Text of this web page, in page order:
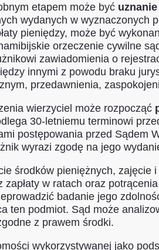
etapem może być
wydanych w
pieniędzy, może być
orzeczenie cywilne
zawiadomienia o
innymi z powodu braku
przedawnienia,
wierzyciel może rozpocząć
30-letniemu terminowi
postępowania przed Sądem
wyrazi zgodę na jego
środków pieniężnych,
zapłaty w ratach oraz
badanie jego
ten podmiot. Sąd może
z prawem środki.
wykorzystywanej jako